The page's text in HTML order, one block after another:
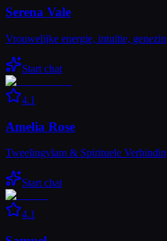
Serena Vale
Vrouwelijke energie, intuïtie,
Start chat
4.1
Amelia Rose
Tweelingvlam & Spirituele
Start chat
4.1